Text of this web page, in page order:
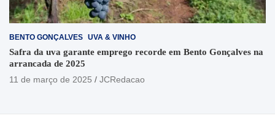
BENTO GONÇALVES UVA & VINHO
Safra da uva garante emprego recorde em Bento Gonçalves na
arrancada de 2025
11 de março de 2025
JCRedacao